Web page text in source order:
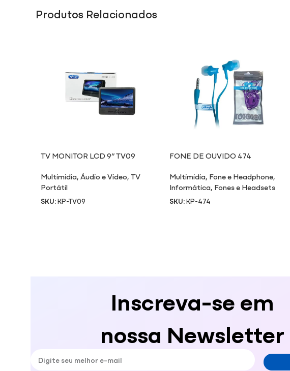
Produtos Relacionados
TV MONITOR LCD 9” TV09
Multimidia,Áudio e Video,TV
Portátil
SKU:KP-TV09
FONE DE OUVIDO 474
Multimidia, Fone e Headphone,
Informática, Fones e Headsets
SKU:KP-474
Inscreva-se em
nossa Newsletter